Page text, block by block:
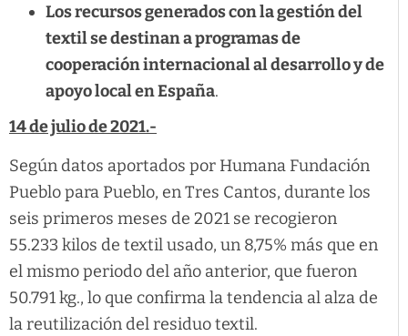
Los recursos generados con la gestión del
textil se destinan a programas de
cooperación internacional al desarrollo y de
apoyo local en España.
14 de julio de 2021.-
Según datos aportados por Humana Fundación
Pueblo para Pueblo, en Tres Cantos, durante los
seis primeros meses de 2021 se recogieron
55.233 kilos de textil usado, un 8,75% más que en
el mismo periodo del año anterior, que fueron
50.791 kg., lo que confirma la tendencia al alza de
la reutilización del residuo textil.